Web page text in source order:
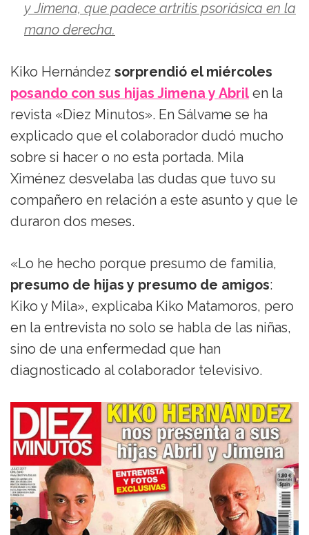
y Jimena, que padece artritis psoriásica en la
mano derecha.
Kiko Hernández sorprendió el miércoles
posando con sus hijas Jimena y Abril en la
revista «Diez Minutos». En Sálvame se ha
explicado que el colaborador dudó mucho
sobre si hacer o no esta portada. Mila
Ximénez desvelaba las dudas que tuvo su
compañero en relación a este asunto y que le
duraron dos meses.
«Lo he hecho porque presumo de familia,
presumo de hijas y presumo de amigos:
Kiko y Mila», explicaba Kiko Matamoros, pero
en la entrevista no solo se habla de las niñas,
sino de una enfermedad que han
diagnosticado al colaborador televisivo.